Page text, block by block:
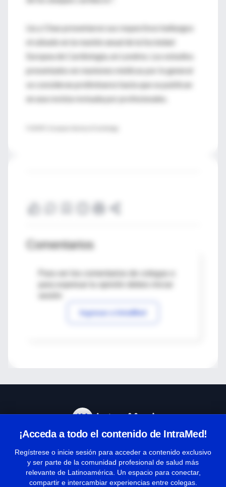
Liu y Chao presentaron sus respectivos hallazgos
el sábado en la reunión anual de la Sociedad
Europea de Cardiología, en Londres. Los estudios
presentados en reuniones médicas por lo general
se consideran preliminares hasta que se publican
en una revista revisada por profesionales.
Comentarios
Para ver los comentarios de colegas o
Ingresar a IntraMed
¡Acceda a todo el contenido de IntraMed!
Regístrese o inicie sesión para acceder a contenido exclusivo
y ser parte de la comunidad profesional de salud más
relevante de Latinoamérica. Un espacio para conectar,
compartir e intercambiar experiencias entre colegas.
Términos y condiciones